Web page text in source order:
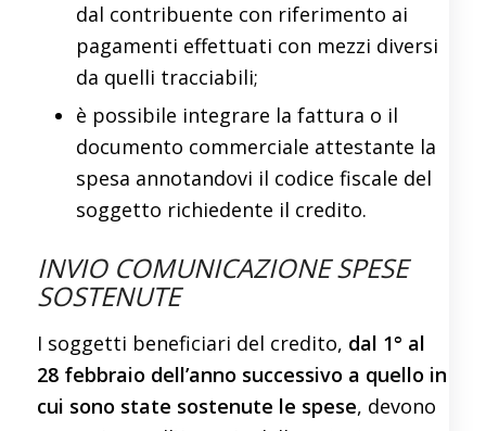
dal contribuente con riferimento ai
pagamenti effettuati con mezzi diversi
da quelli tracciabili;
è possibile integrare la fattura o il
documento commerciale attestante la
spesa annotandovi il codice fiscale del
soggetto richiedente il credito.
INVIO COMUNICAZIONE SPESE
SOSTENUTE
I soggetti beneficiari del credito, dal 1° al
28 febbraio dell’anno successivo a quello in
cui sono state sostenute le spese, devono